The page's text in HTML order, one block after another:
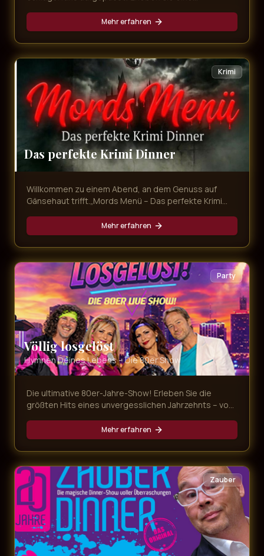
musikalische Zeitreise von den 60ern bis heute
mitnimmt. Freuen Sie sich auf unvergessliche
Evergreens, emotionale Balladen und Partykracher
von den größten Schlagerstars – live präsentiert in
exklusivem Ambiente und begleitet von einem
köstlichen Dinner!
Mehr erfahren
Krimi
Das perfekte Krimi Dinner
Willkommen zu einem Abend, an dem Genuss auf
Gänsehaut trifft.„Mords Menü – Das perfekte Krimi
interaktives Erlebnis voller Intrigen, Geheimnisse und
überraschender Wendungen. Während Sie ein
exquisites Mehr-Gänge-Menü genießen, entfaltet
sich direkt vor Ihren Augen ein packender Kriminalfall.
Mehr erfahren
Party
Völlig losgelöst
Hymnen Deines Lebens – Die 80er Show
Die ultimative 80er-Jahre-Show! Erleben Sie die
größten Hits eines unvergesslichen Jahrzehnts – von
Zeitreise in die Ära der Neonfarben und legendären
Popsongs.
Mehr erfahren
Zauber